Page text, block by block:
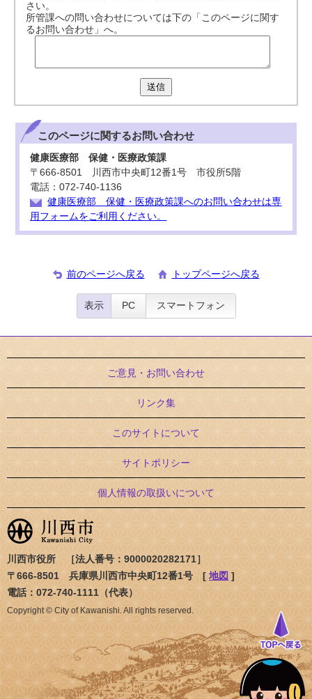
さい。
所管課への問い合わせについては下の「このページに関す
るお問い合わせ」へ。
送信
このページに関するお問い合わせ
健康医療部 保健・医療政策課
〒666-8501 川西市中央町12番1号 市役所5階
電話：072-740-1136
健康医療部 保健・医療政策課へのお問い合わせは専
用フォームをご利用ください。
前のページへ戻る トップページへ戻る
表示 PC スマートフォン
ご意見・お問い合わせ
リンク集
このサイトについて
サイトポリシー
個人情報の取扱いについて
川西市役所 ［法人番号：9000020282171］
〒666-8501 兵庫県川西市中央町12番1号 [ 地図 ]
電話：072-740-1111（代表）
Copyright © City of Kawanishi. All rights reserved.